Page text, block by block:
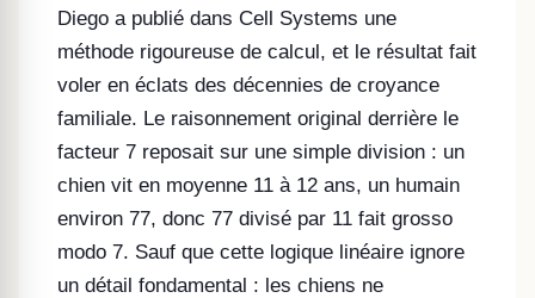
Diego a publié dans Cell Systems une
méthode rigoureuse de calcul, et le résultat fait
voler en éclats des décennies de croyance
familiale. Le raisonnement original derrière le
facteur 7 reposait sur une simple division : un
chien vit en moyenne 11 à 12 ans, un humain
environ 77, donc 77 divisé par 11 fait grosso
modo 7. Sauf que cette logique linéaire ignore
un détail fondamental : les chiens ne